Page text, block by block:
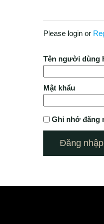
Please login or
Tên người dùng
Mật khẩu
Ghi nhớ đăng